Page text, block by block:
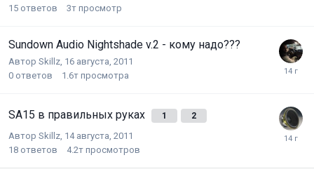
15 ответов 3т просмотр
Sundown Audio Nightshade v.2 - кому надо???
Автор Skillz 16 августа, 2011
0 ответов 1.6т просмотра
SA15 в правильных руках 1 2
Автор Skillz 14 августа, 2011
18 ответов 4.2т просмотров